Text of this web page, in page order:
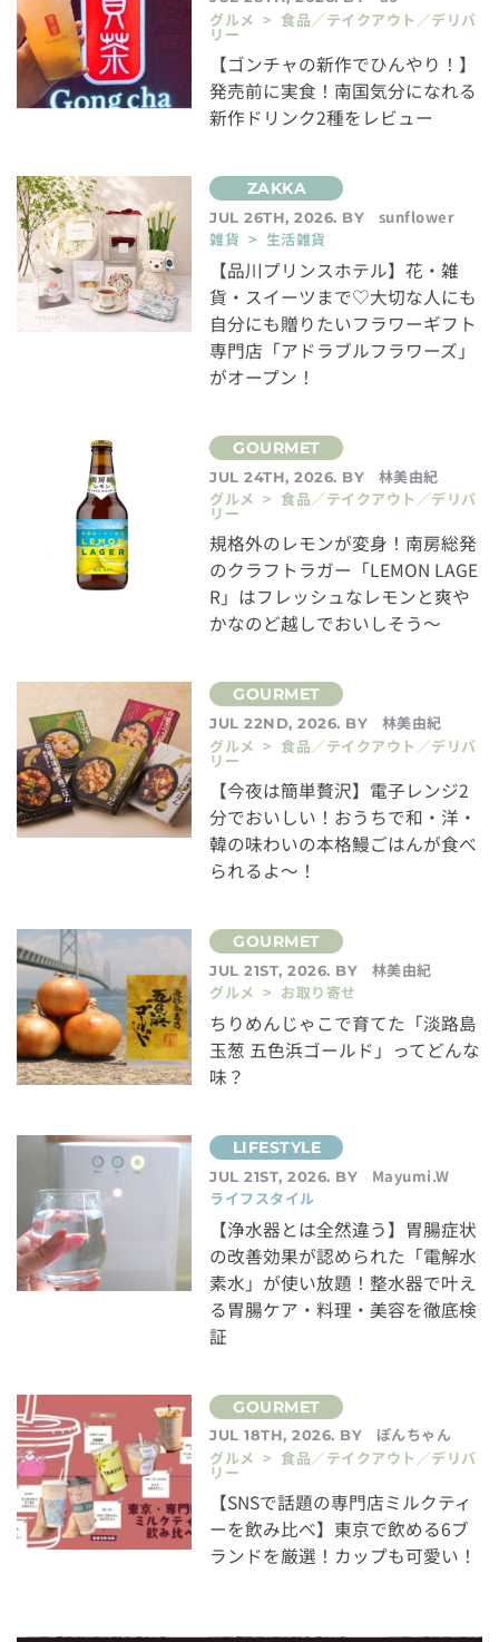
グルメ > 食品／テイクアウト／デリバ
リー
【ゴンチャの新作でひんやり！】
発売前に実食！南国気分になれる
新作ドリンク2種をレビュー
JUL 26TH, 2026. BY
sunflower
雑貨 > 生活雑貨
【品川プリンスホテル】花・雑
貨・スイーツまで♡大切な人にも
自分にも贈りたいフラワーギフト
専門店「アドラブルフラワーズ」
がオープン！
JUL 24TH, 2026. BY
林美由紀
グルメ > 食品／テイクアウト／デリバ
リー
規格外のレモンが変身！南房総発
のクラフトラガー「LEMON LAGE
R」はフレッシュなレモンと爽や
かなのど越しでおいしそう～
JUL 22ND, 2026. BY
林美由紀
グルメ > 食品／テイクアウト／デリバ
リー
【今夜は簡単贅沢】電子レンジ2
分でおいしい！おうちで和・洋・
韓の味わいの本格鰻ごはんが食べ
られるよ～！
JUL 21ST, 2026. BY
林美由紀
グルメ > お取り寄せ
ちりめんじゃこで育てた「淡路島
玉葱 五色浜ゴールド」ってどんな
味？
JUL 21ST, 2026. BY
Mayumi.W
ライフスタイル
【浄水器とは全然違う】胃腸症状
の改善効果が認められた「電解水
素水」が使い放題！整水器で叶え
る胃腸ケア・料理・美容を徹底検
証
JUL 18TH, 2026. BY
ぽんちゃん
グルメ > 食品／テイクアウト／デリバ
リー
【SNSで話題の専門店ミルクティ
ーを飲み比べ】東京で飲める6ブ
ランドを厳選！カップも可愛い！